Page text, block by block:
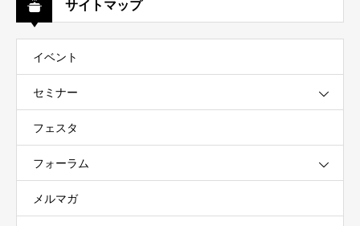
サイトマップ
イベント
セミナー
フェスタ
フォーラム
メルマガ